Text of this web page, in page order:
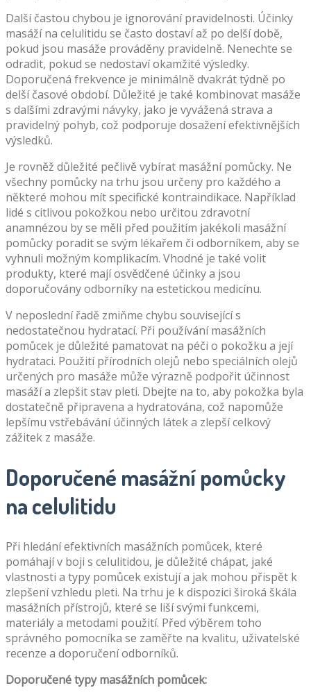
Další častou chybou je ignorování pravidelnosti. Účinky
masáží na celulitidu se často dostaví až po delší době,
pokud jsou masáže prováděny pravidelně. Nenechte se
odradit, pokud se nedostaví okamžité výsledky.
Doporučená frekvence je minimálně dvakrát týdně po
delší časové období. Důležité je také kombinovat masáže
s dalšími zdravými návyky, jako je vyvážená strava a
pravidelný pohyb, což podporuje dosažení efektivnějších
výsledků.
Je rovněž důležité pečlivě vybírat masážní pomůcky. Ne
všechny pomůcky na trhu jsou určeny pro každého a
některé mohou mít specifické kontraindikace. Například
lidé s citlivou pokožkou nebo určitou zdravotní
anamnézou by se měli před použitím jakékoli masážní
pomůcky poradit se svým lékařem či odborníkem, aby se
vyhnuli možným komplikacím. Vhodné je také volit
produkty, které mají osvědčené účinky a jsou
doporučovány odborníky na estetickou medicínu.
V neposlední řadě zmiňme chybu související s
nedostatečnou hydratací. Při používání masážních
pomůcek je důležité pamatovat na péči o pokožku a její
hydrataci. Použití přírodních olejů nebo speciálních olejů
určených pro masáže může výrazně podpořit účinnost
masáží a zlepšit stav pleti. Dbejte na to, aby pokožka byla
dostatečně připravena a hydratována, což napomůže
lepšímu vstřebávání účinných látek a zlepší celkový
zážitek z masáže.
Doporučené masážní pomůcky
na celulitidu
Při hledání efektivních masážních pomůcek, které
pomáhají v boji s celulitidou, je důležité chápat, jaké
vlastnosti a typy pomůcek existují a jak mohou přispět k
zlepšení vzhledu pleti. Na trhu je k dispozici široká škála
masážních přístrojů, které se liší svými funkcemi,
materiály a metodami použití. Před výběrem toho
správného pomocníka se zaměřte na kvalitu, uživatelské
recenze a doporučení odborníků.
Doporučené typy masážních pomůcek: